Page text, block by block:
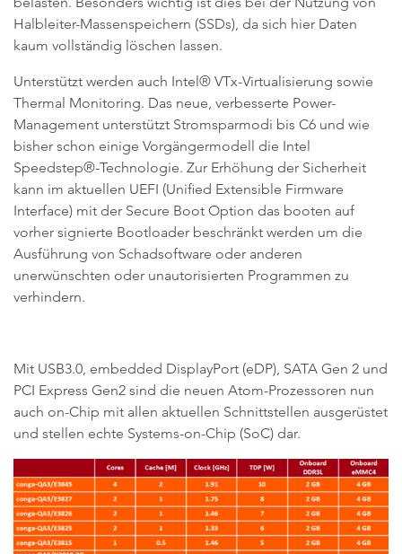
Halbleiter-Massenspeichern (SSDs), da sich hier Daten
kaum vollständig löschen lassen.
Unterstützt werden auch Intel® VTx-Virtualisierung sowie
Thermal Monitoring. Das neue, verbesserte Power-
Management unterstützt Stromsparmodi bis C6 und wie
bisher schon einige Vorgängermodell die Intel
Speedstep®-Technologie. Zur Erhöhung der Sicherheit
kann im aktuellen UEFI (Unified Extensible Firmware
Interface) mit der Secure Boot Option das booten auf
vorher signierte Bootloader beschränkt werden um die
Ausführung von Schadsoftware oder anderen
unerwünschten oder unautorisierten Programmen zu
verhindern.
Mit USB3.0, embedded DisplayPort (eDP), SATA Gen 2 und
PCI Express Gen2 sind die neuen Atom-Prozessoren nun
auch on-Chip mit allen aktuellen Schnittstellen ausgerüstet
und stellen echte Systems-on-Chip (SoC) dar.